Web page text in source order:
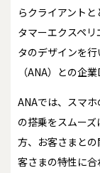
らクライアント
タマーエクスペ
タのデザインを
（ANA）との企
ANAでは、スマ
の搭乗をスムー
方、お客さまと
客さまの特性に